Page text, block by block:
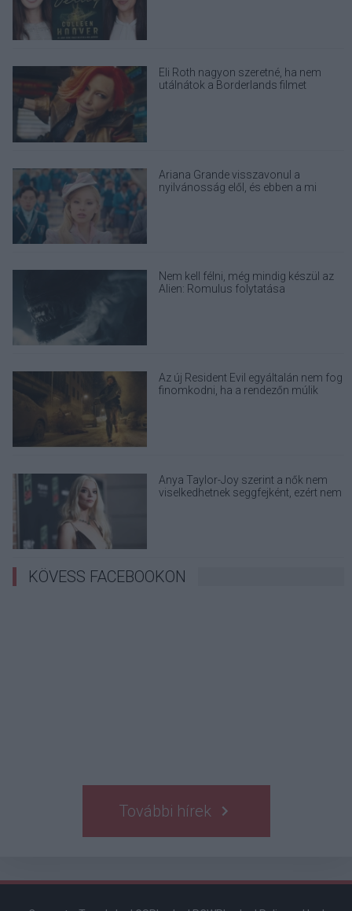
Eli Roth nagyon szeretné, ha nem
utálnátok a Borderlands filmet
Ariana Grande visszavonul a
nyilvánosság elől, és ebben a mi
Nem kell félni, még mindig készül az
Alien: Romulus folytatása
Az új Resident Evil egyáltalán nem fog
finomkodni, ha a rendezőn múlik
Anya Taylor-Joy szerint a nők nem
viselkedhetnek seggfejként, ezért nem
KÖVESS FACEBOOKON
További hírek